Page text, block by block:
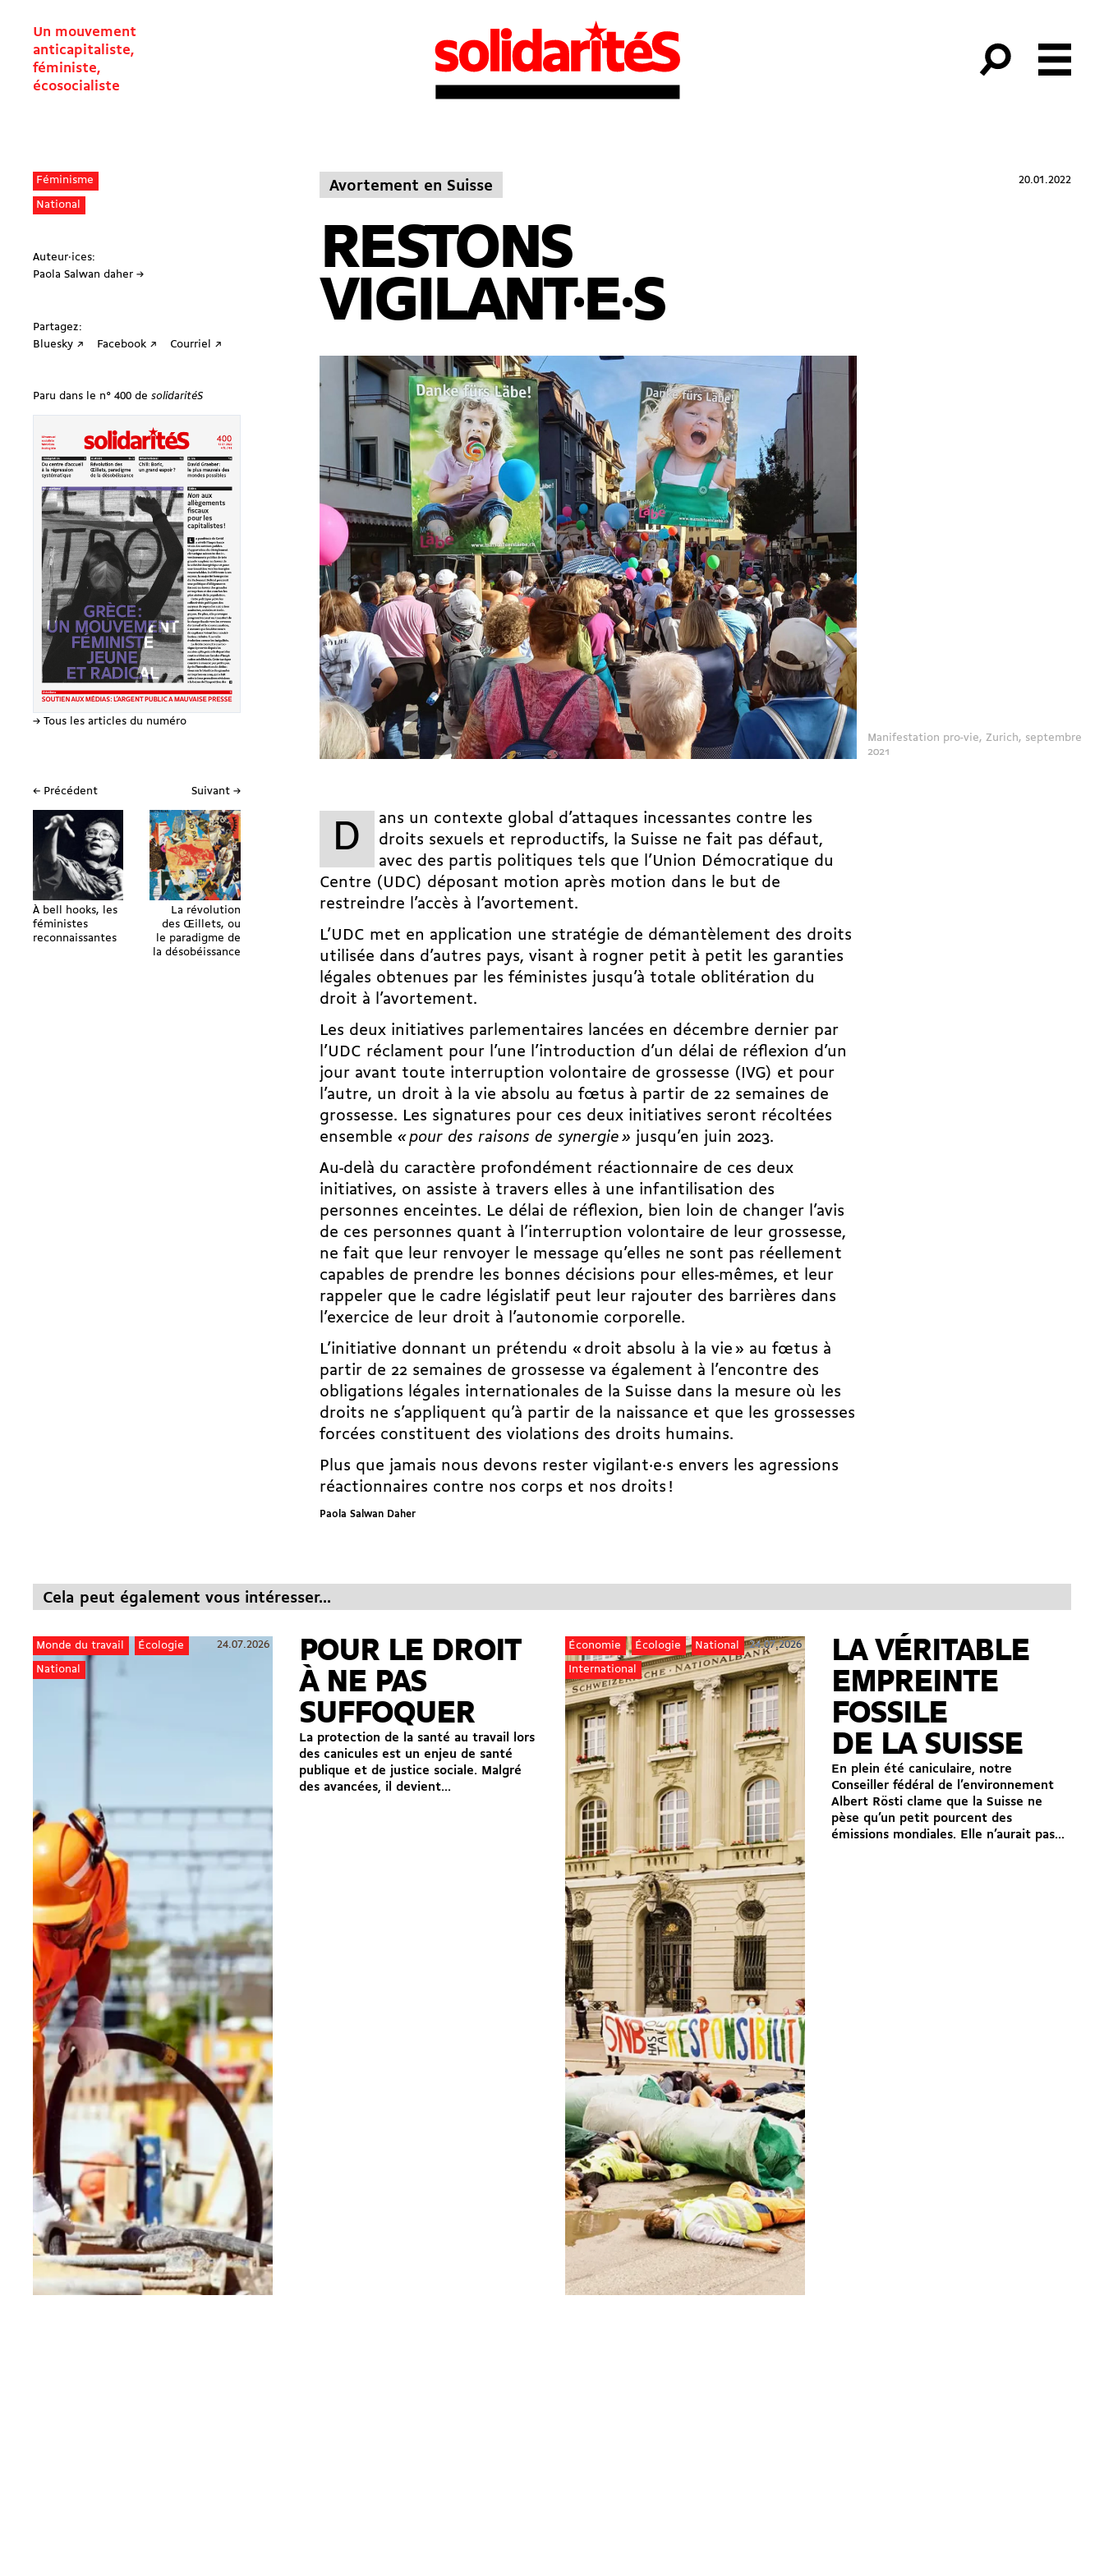
Un mouvement
anticapitaliste,
féministe,
écosocialiste
Féminisme
National
Auteur·ices:
Paola Salwan daher →
Partagez:
Bluesky ↗
Facebook ↗ Courriel ↗
Paru dans le n° 400 de solidaritéS
→ Tous les articles du numéro
← Précédent
À bell hooks, les
féministes
reconnaissantes
Suivant →
La révolution
des Œillets, ou
le paradigme de
la désobéissance
20.01.2022
Avortement en Suisse
RESTONS
VIGILANT·E·S
Manifestation pro-vie, Zurich, septembre
2021
D
ans un contexte global d’attaques incessantes contre les
droits sexuels et reproductifs, la Suisse ne fait pas défaut,
avec des partis politiques tels que l’Union Démocratique du
Centre (UDC) déposant motion après motion dans le but de
restreindre l’accès à l’avortement.
L’UDC met en application une stratégie de démantèlement des droits
utilisée dans d’autres pays, visant à rogner petit à petit les garanties
légales obtenues par les féministes jusqu’à totale oblitération du
droit à l’avortement.
Les deux initiatives parlementaires lancées en décembre dernier par
l’UDC réclament pour l’une l’introduction d’un délai de réflexion d’un
jour avant toute interruption volontaire de grossesse (IVG) et pour
l’autre, un droit à la vie absolu au fœtus à partir de 22 semaines de
grossesse. Les signatures pour ces deux initiatives seront récoltées
ensemble « pour des raisons de synergie » jusqu’en juin 2023.
Au-delà du caractère profondément réactionnaire de ces deux
initiatives, on assiste à travers elles à une infantilisation des
personnes enceintes. Le délai de réflexion, bien loin de changer l’avis
de ces personnes quant à l’interruption volontaire de leur grossesse,
ne fait que leur renvoyer le message qu’elles ne sont pas réellement
capables de prendre les bonnes décisions pour elles-mêmes, et leur
rappeler que le cadre législatif peut leur rajouter des barrières dans
l’exercice de leur droit à l’autonomie corporelle.
L’initiative donnant un prétendu « droit absolu à la vie » au fœtus à
partir de 22 semaines de grossesse va également à l’encontre des
obligations légales internationales de la Suisse dans la mesure où les
droits ne s’appliquent qu’à partir de la naissance et que les grossesses
forcées constituent des violations des droits humains.
Plus que jamais nous devons rester vigilant·e·s envers les agressions
réactionnaires contre nos corps et nos droits !
Paola Salwan Daher
Cela peut également vous intéresser...
Monde du travail
Écologie
National
24.07.2026
POUR LE DROIT
À NE PAS
SUFFOQUER
La protection de la santé au travail lors
des canicules est un enjeu de santé
publique et de justice sociale. Malgré
des avancées, il devient...
Économie Écologie
National
International
24.07.2026
LA VÉRITABLE
EMPREINTE
FOSSILE
DE LA SUISSE
En plein été caniculaire, notre
Conseiller fédéral de l’environnement
Albert Rösti clame que la Suisse ne
pèse qu’un petit pourcent des
émissions mondiales. Elle n’aurait pas...